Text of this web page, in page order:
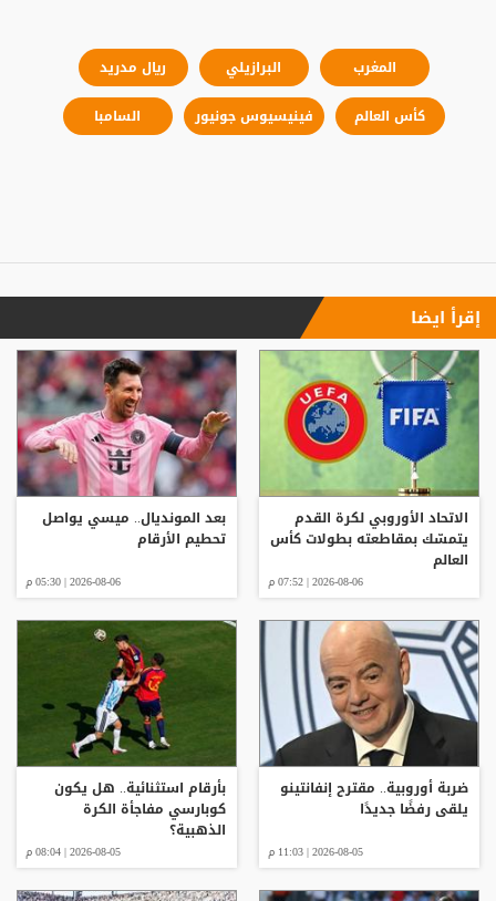
المغرب البرازيلي
ريال مدريد
كأس العالم
فينيسيوس جونيور السامبا
إقرأ ايضا
الاتحاد الأوروبي لكرة القدم
يتمسّك بمقاطعته بطولات كأس
العالم
2026-08-06 | 07:52 م
بعد المونديال.. ميسي يواصل
تحطيم الأرقام
2026-08-06 | 05:30 م
ضربة أوروبية.. مقترح إنفانتينو
يلقى رفضًا جديدًا
2026-08-05 | 11:03 م
بأرقام استثنائية.. هل يكون
كوبارسي مفاجأة الكرة
الذهبية؟
2026-08-05 | 08:04 م